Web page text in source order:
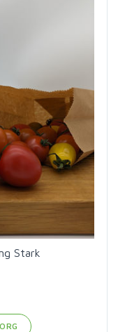
Stark